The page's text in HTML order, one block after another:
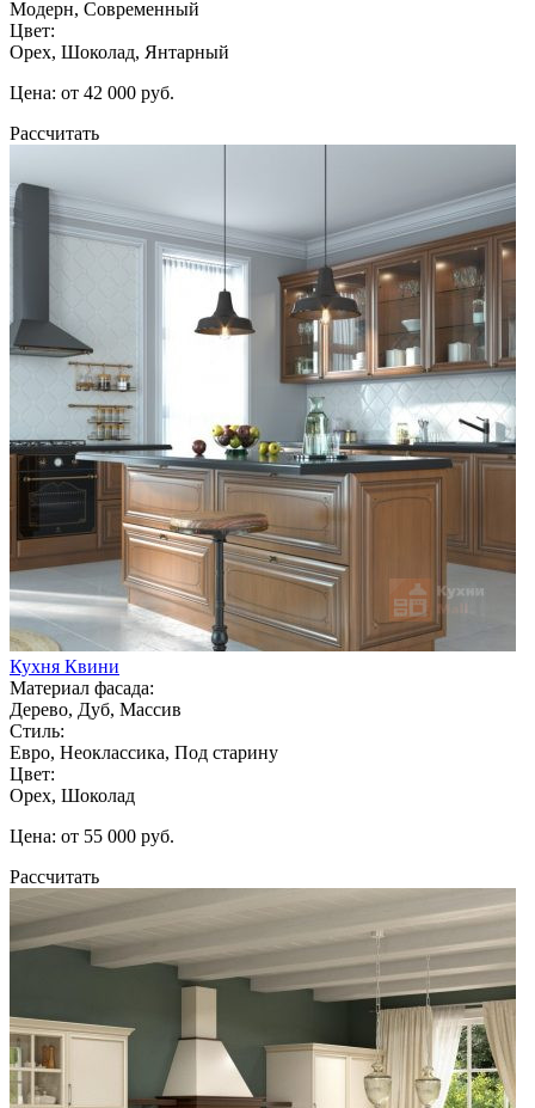
Модерн, Современный
Цвет:
Орех, Шоколад, Янтарный
Цена: от 42 000 руб.
Рассчитать
Кухня Квини
Материал фасада:
Дерево, Дуб, Массив
Стиль:
Евро, Неоклассика, Под старину
Цвет:
Орех, Шоколад
Цена: от 55 000 руб.
Рассчитать